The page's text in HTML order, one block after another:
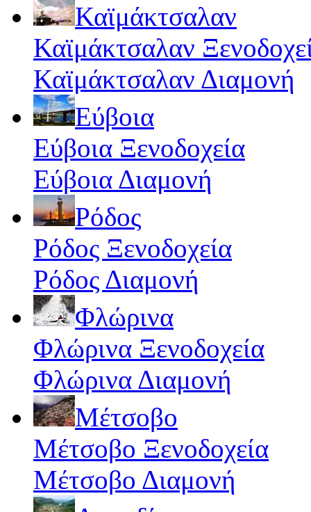
Καϊμάκτσαλαν
Καϊμάκτσαλαν
Καϊμάκτσαλαν Διαμονή
Εύβοια
Εύβοια Ξενοδοχεία
Εύβοια Διαμονή
Ρόδος
Ρόδος Ξενοδοχεία
Ρόδος Διαμονή
Φλώρινα
Φλώρινα Ξενοδοχεία
Φλώρινα Διαμονή
Μέτσοβο
Μέτσοβο Ξενοδοχεία
Μέτσοβο Διαμονή